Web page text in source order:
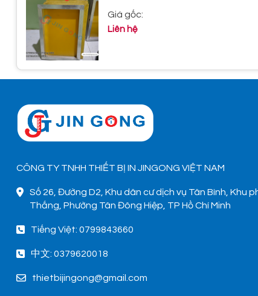
Giá gốc:
Liên hệ
CÔNG TY TNHH THIẾT BỊ IN JINGONG VIỆT NAM
Số 26, Đường D2, Khu dân cư dịch vụ Tân Bình, Khu
Thắng, Phường Tân Đông Hiệp, TP Hồ Chí Minh
Tiếng Việt: 0799843660
中文: 0379620018
thietbijingong@gmail.com